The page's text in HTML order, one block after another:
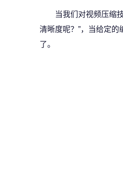
当我们对视频压缩
清晰度呢？”，当给定
了。